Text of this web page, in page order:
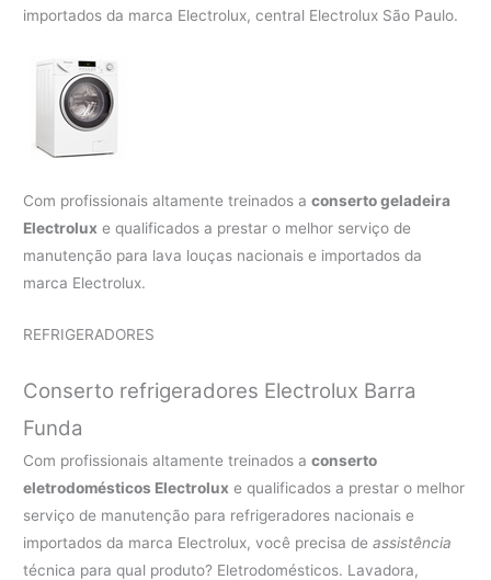
importados da marca Electrolux, central Electrolux São Paulo.
Com profissionais altamente treinados aconserto geladeira
Electrolux e qualificados a prestar o melhor serviço de
manutenção para lava louças nacionais e importados da
marca Electrolux.
REFRIGERADORES
Conserto refrigeradores Electrolux Barra
Funda
Com profissionais altamente treinados aconserto
eletrodomésticos Electrolux e qualificados a prestar o melhor
serviço de manutenção para refrigeradores nacionais e
importados da marca Electrolux, você precisa deassistência
técnica para qual produto? Eletrodomésticos. Lavadora,